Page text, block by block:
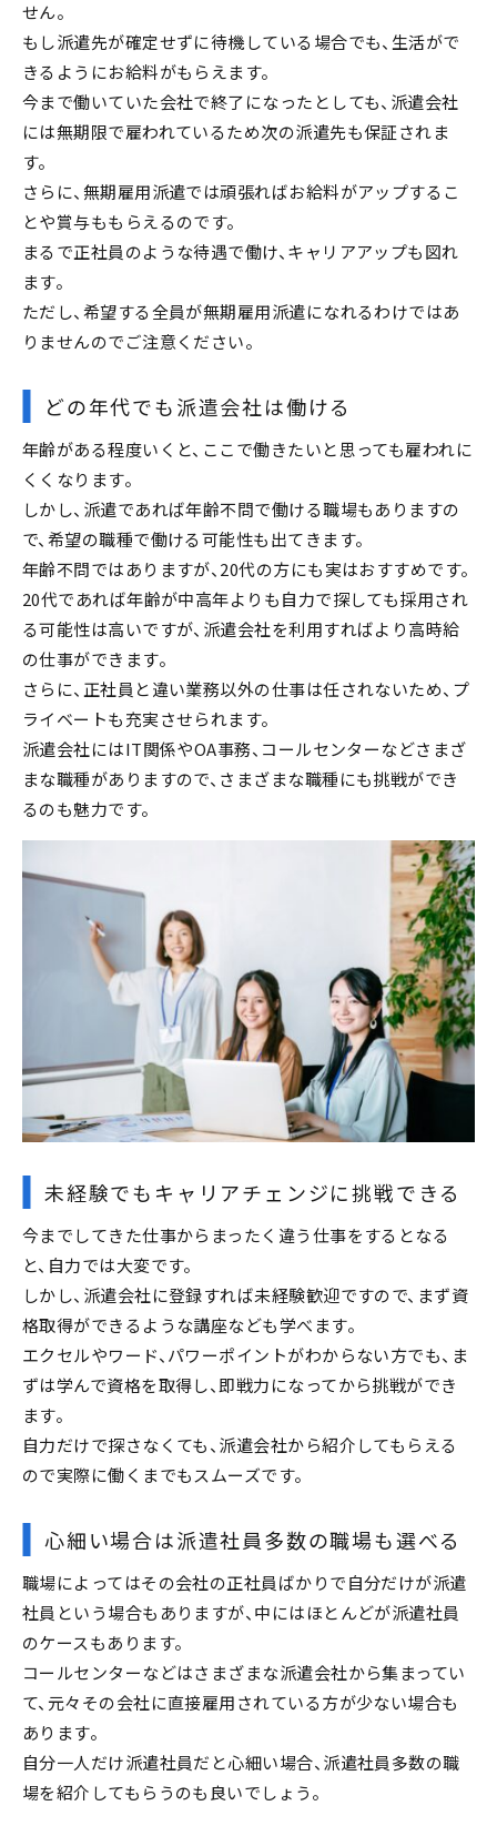
せん。
もし派遣先が確定せずに待機している場合でも、生活がで
きるようにお給料がもらえます。
今まで働いていた会社で終了になったとしても、派遣会社
には無期限で雇われているため次の派遣先も保証されま
す。
さらに、無期雇用派遣では頑張ればお給料がアップするこ
とや賞与ももらえるのです。
まるで正社員のような待遇で働け、キャリアアップも図れ
ます。
ただし、希望する全員が無期雇用派遣になれるわけではあ
りませんのでご注意ください。
どの年代でも派遣会社は働ける
年齢がある程度いくと、ここで働きたいと思っても雇われに
くくなります。
しかし、派遣であれば年齢不問で働ける職場もありますの
で、希望の職種で働ける可能性も出てきます。
年齢不問ではありますが、20代の方にも実はおすすめです。
20代であれば年齢が中高年よりも自力で探しても採用され
る可能性は高いですが、派遣会社を利用すればより高時給
の仕事ができます。
さらに、正社員と違い業務以外の仕事は任されないため、プ
ライベートも充実させられます。
派遣会社にはIT関係やOA事務、コールセンターなどさまざ
まな職種がありますので、さまざまな職種にも挑戦ができ
るのも魅力です。
未経験でもキャリアチェンジに挑戦できる
今までしてきた仕事からまったく違う仕事をするとなる
と、自力では大変です。
しかし、派遣会社に登録すれば未経験歓迎ですので、まず資
格取得ができるような講座なども学べます。
エクセルやワード、パワーポイントがわからない方でも、ま
ずは学んで資格を取得し、即戦力になってから挑戦ができ
ます。
自力だけで探さなくても、派遣会社から紹介してもらえる
ので実際に働くまでもスムーズです。
心細い場合は派遣社員多数の職場も選べる
職場によってはその会社の正社員ばかりで自分だけが派遣
社員という場合もありますが、中にはほとんどが派遣社員
のケースもあります。
コールセンターなどはさまざまな派遣会社から集まってい
て、元々その会社に直接雇用されている方が少ない場合も
あります。
自分一人だけ派遣社員だと心細い場合、派遣社員多数の職
場を紹介してもらうのも良いでしょう。